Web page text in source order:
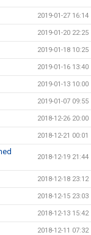
2019-01-27 16:14
2019-01-20 22:25
2019-01-18 10:25
2019-01-16 13:40
2019-01-13 10:00
2019-01-07 09:55
2018-12-26 20:00
2018-12-21 00:01
2018-12-19 21:44
2018-12-18 23:12
2018-12-15 23:03
2018-12-13 15:42
2018-12-11 07:32